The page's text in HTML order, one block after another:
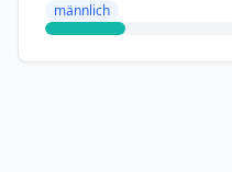
männlich